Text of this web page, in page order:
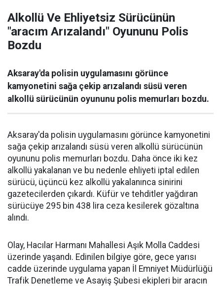
Alkollü Ve Ehliyetsiz Sürücünün
"aracım Arızalandı" Oyununu Polis
Bozdu
Aksaray'da polisin uygulamasını görünce
kamyonetini sağa çekip arızalandı süsü veren
alkollü sürücünün oyununu polis memurları bozdu.
Aksaray'da polisin uygulamasını görünce kamyonetini
sağa çekip arızalandı süsü veren alkollü sürücünün
oyununu polis memurları bozdu. Daha önce iki kez
alkollü yakalanan ve bu nedenle ehliyeti iptal edilen
sürücü, üçüncü kez alkollü yakalanınca sinirini
gazetecilerden çıkardı. Küfür ve tehditler yağdıran
sürücüye 295 bin 438 lira ceza kesilerek gözaltına
alındı.
Olay, Hacılar Harmanı Mahallesi Aşık Molla Caddesi
üzerinde yaşandı. Edinilen bilgiye göre, gece yarısı
cadde üzerinde uygulama yapan İl Emniyet Müdürlüğü
Trafik Denetleme ve Asayiş Şubesi ekipleri bir aracın